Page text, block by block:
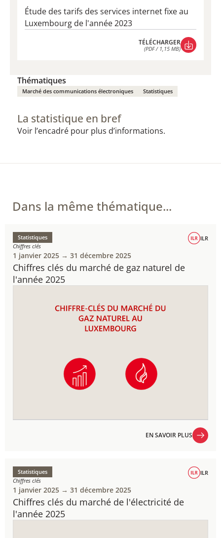
Étude des tarifs des services internet fixe au
Luxembourg de l'année 2023
TÉLÉCHARGER
(PDF / 1,15 MB)
Thématiques
Marché des communications électroniques Statistiques
La statistique en bref
Voir l’encadré pour plus d’informations.
Dans la même thématique...
Chiffres clés du marché de gaz naturel de
l'année 2025
Statistiques
Chiffres clés
ILR
1 janvier 2025 → 31 décembre 2025
EN SAVOIR PLUS
Chiffres clés du marché de l'électricité de
l'année 2025
Statistiques
Chiffres clés
ILR
1 janvier 2025 → 31 décembre 2025